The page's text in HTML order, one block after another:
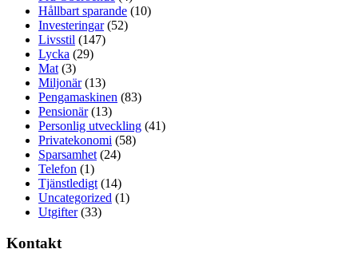
Hållbart sparande (10)
Investeringar(52)
Livsstil (147)
Lycka (29)
Mat (3)
Miljonär(13)
Pengamaskinen (83)
Pensionär(13)
Personlig utveckling (41)
Privatekonomi (58)
Sparsamhet (24)
Telefon (1)
Tjänstledigt (14)
Uncategorized (1)
Utgifter(33)
Kontakt